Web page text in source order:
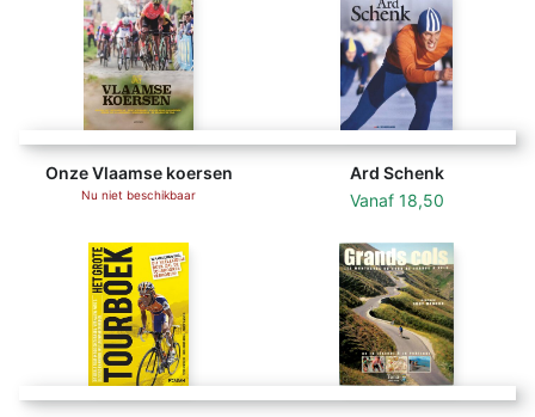
Onze Vlaamse koersen
Nu niet beschikbaar
Ard Schenk
Vanaf 18,50